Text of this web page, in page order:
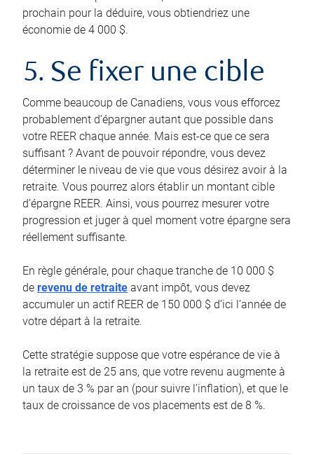
prochain pour la déduire, vous obtiendriez une
économie de 4 000 $.
5. Se fixer une cible
Comme beaucoup de Canadiens, vous vous efforcez
probablement d’épargner autant que possible dans
votre REER chaque année. Mais est-ce que ce sera
suffisant ? Avant de pouvoir répondre, vous devez
déterminer le niveau de vie que vous désirez avoir à la
retraite. Vous pourrez alors établir un montant cible
d’épargne REER. Ainsi, vous pourrez mesurer votre
progression et juger à quel moment votre épargne sera
réellement suffisante.
En règle générale, pour chaque tranche de 10 000 $
de revenu de retraite avant impôt, vous devez
accumuler un actif REER de 150 000 $ d’ici l’année de
votre départ à la retraite.
Cette stratégie suppose que votre espérance de vie à
la retraite est de 25 ans, que votre revenu augmente à
un taux de 3 % par an (pour suivre l’inflation), et que le
taux de croissance de vos placements est de 8 %.